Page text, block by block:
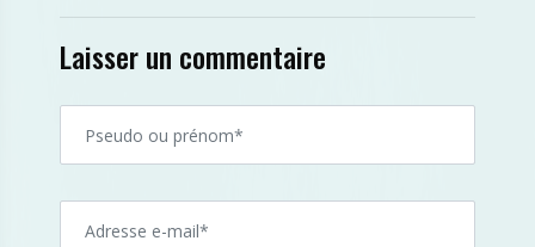
Laisser un commentaire